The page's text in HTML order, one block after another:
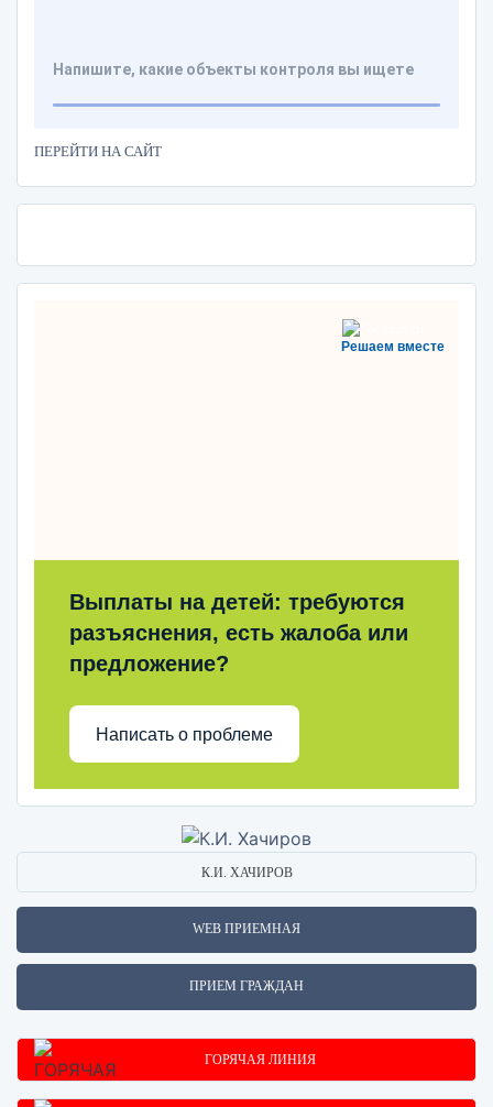
ПЕРЕЙТИ НА САЙТ
Решаем вместе
Выплаты на детей: требуются
разъяснения, есть жалоба или
предложение?
Написать о проблеме
К.И. ХАЧИРОВ
WEB ПРИЕМНАЯ
ПРИЕМ ГРАЖДАН
ГОРЯЧАЯ ЛИНИЯ